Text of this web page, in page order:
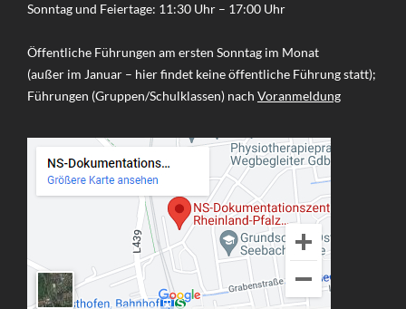
Sonntag und Feiertage: 11:30 Uhr – 17:00 Uhr
Öffentliche Führungen am ersten Sonntag im Monat
(außer im Januar – hier findet keine öffentliche Führung statt);
Führungen (Gruppen/Schulklassen) nach Voranmeldung